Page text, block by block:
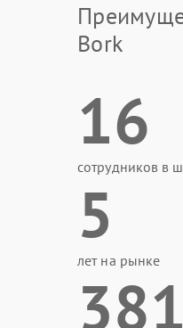
Bork
16
сотрудников в
5
лет на рынке